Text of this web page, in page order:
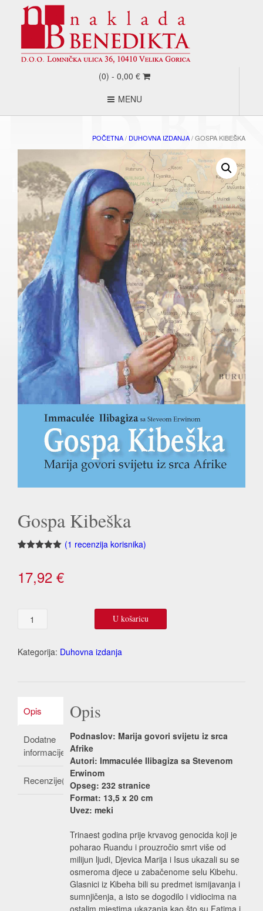
(0) - 0,00 €
MENU
POČETNA/ DUHOVNA IZDANJA/ GOSPA KIBEŠKA
Gospa Kibeška
od ukupno
5 (
(1 recenzija korisnika)
17,92 €
Gospa
Kibeška
U košaricu
Kategorija: Duhovna izdanja
Opis
Dodatne
informacije
Recenzije(1)
Opis
Podnaslov: Marija govori svijetu iz srca
Afrike
Autori: Immaculée Ilibagiza sa Stevenom
Erwinom
Opseg: 232 stranice
Format: 13,5 x 20 cm
Uvez: meki
Trinaest godina prije krvavog genocida koji je
poharao Ruandu i prouzročio smrt više od
milijun ljudi, Djevica Marija i Isus ukazali su se
osmeroma djece u zabačenome selu Kibehu.
Glasnici iz Kibeha bili su predmet ismijavanja i
sumnjičenja, a isto se dogodilo i vidiocima na